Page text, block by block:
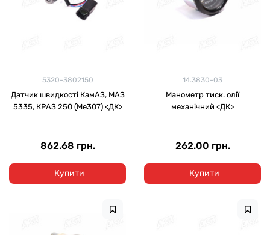
5320-3802150
Датчик швидкості КамАЗ, МАЗ
5335, КРАЗ 250 (Ме307) <ДК>
862.68 грн.
Купити
14.3830-03
Манометр тиск. олії
механічний <ДК>
262.00 грн.
Купити